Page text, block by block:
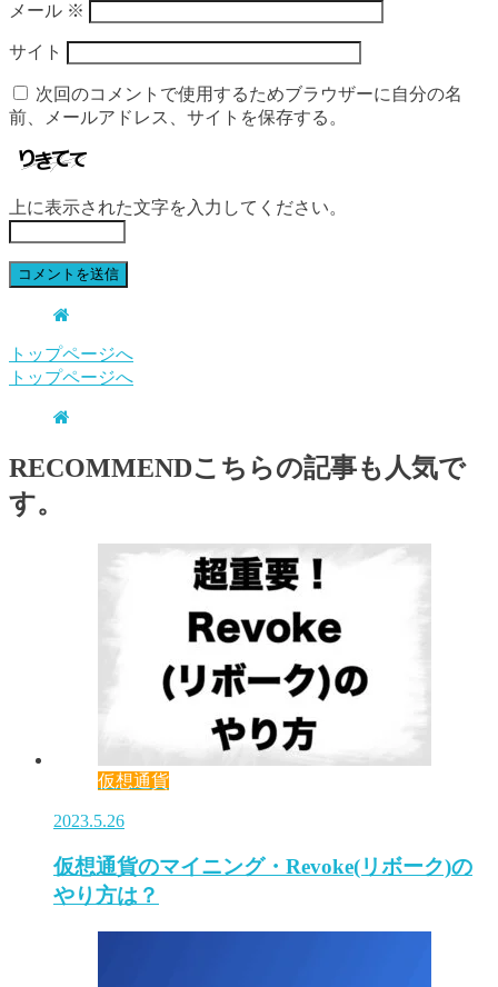
メール ※
サイト
次回のコメントで使用するためブラウザーに自分の名
前、メールアドレス、サイトを保存する。
上に表示された文字を入力してください。
トップページへ
トップページへ
RECOMMENDこちらの記事も人気で
す。
仮想通貨
2023.5.26
仮想通貨のマイニング・Revoke(リボーク)の
やり方は？